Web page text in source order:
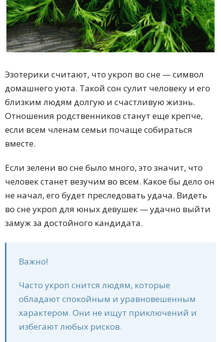
Летний сонник
Весенний сонник
Осенний сонник
Исламский сонник
Лунный сонник
Сонник апостола Симона Кананита
Сонник Таро
Сонник эзотерика Е. Цветкова
Славянский сонник
Трактовки по знаку Зодиака
Эзотерики считают, что укроп во сне — символ
домашнего уюта. Такой сон сулит человеку и его
близким людям долгую и счастливую жизнь.
Отношения родственников станут еще крепче,
если всем членам семьи почаще собираться
вместе.
Если зелени во сне было много, это значит, что
человек станет везучим во всем. Какое бы дело он
не начал, его будет преследовать удача. Видеть
во сне укроп для юных девушек — удачно выйти
замуж за достойного кандидата.
Важно!
Часто укроп снится людям, которые
обладают спокойным и уравновешенным
характером. Они не ищут приключений и
избегают любых рисков.